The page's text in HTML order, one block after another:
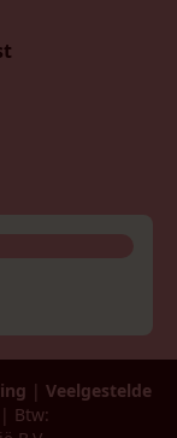
| Veelgestelde
Btw: